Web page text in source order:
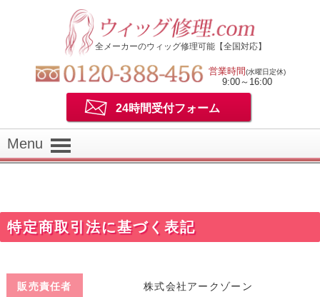
全メーカーのウィッグ修理可能【全国対応】
営業時間(水曜日定休)
9:00～16:00
24時間受付フォーム
Menu
特定商取引法に基づく表記
販売責任者 株式会社アークゾーン